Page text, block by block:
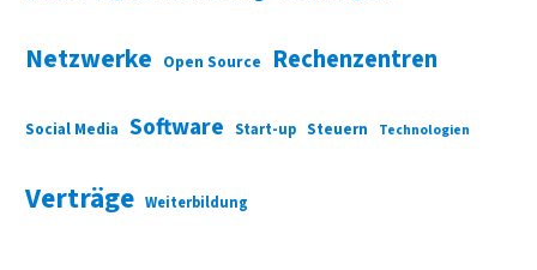
Netzwerke Open Source Rechenzentren
Social Media Software Start-up Steuern Technologien
Verträge Weiterbildung